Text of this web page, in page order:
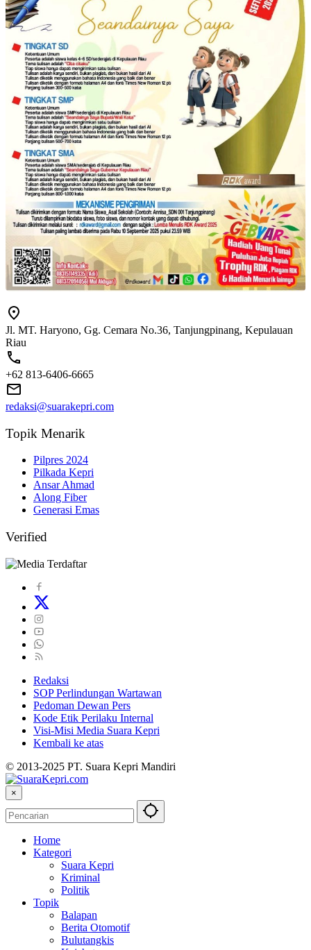
Jl. MT. Haryono, Gg. Cemara No.36, Tanjungpinang, Kepulauan
Riau
+62 813-6406-6665
redaksi@suarakepri.com
Topik Menarik
Pilpres 2024
Pilkada Kepri
Ansar Ahmad
Along Fiber
Generasi Emas
Verified
Redaksi
SOP Perlindungan Wartawan
Pedoman Dewan Pers
Kode Etik Perilaku Internal
Visi-Misi Media Suara Kepri
Kembali ke atas
© 2013-2025 PT. Suara Kepri Mandiri
×
Home
Kategori
Suara Kepri
Kriminal
Politik
Topik
Balapan
Berita Otomotif
Bulutangkis